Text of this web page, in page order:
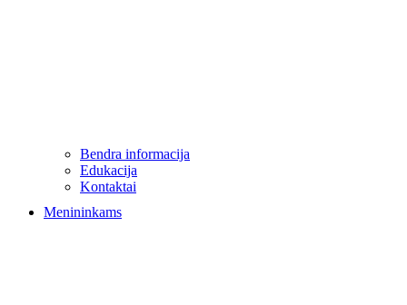
Bendra informacija
Edukacija
Kontaktai
Menininkams